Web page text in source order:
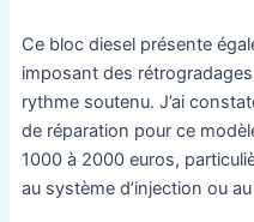
Ce bloc diesel présente
imposant des
rythme soutenu. J’ai
de réparation pour ce
1000 à 2000 euros,
au système d’injection ou